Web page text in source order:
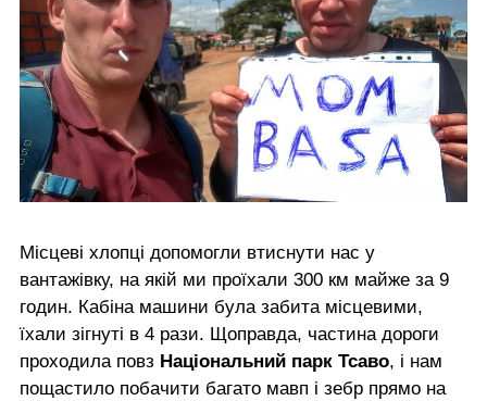
Місцеві хлопці допомогли втиснути нас у
вантажівку, на якій ми проїхали 300 км майже за 9
годин. Кабіна машини була забита місцевими,
їхали зігнуті в 4 рази. Щоправда, частина дороги
проходила повз Національний парк Тсаво, і нам
пощастило побачити багато мавп і зебр прямо на